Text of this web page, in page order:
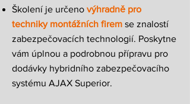
Školení je určeno výhradně pro
techniky montážních firem se znalostí
zabezpečovacích technologií. Poskytne
vám úplnou a podrobnou přípravu pro
dodávky hybridního zabezpečovacího
systému AJAX Superior.